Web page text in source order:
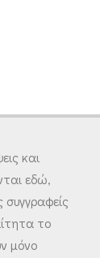
και
εδώ,
συγγραφείς
το
μόνο